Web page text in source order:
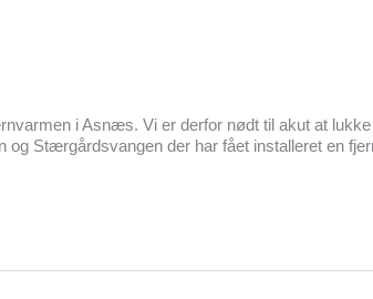
i Asnæs. Vi er derfor nødt til akut at
Stærgårdsvangen der har fået installeret en